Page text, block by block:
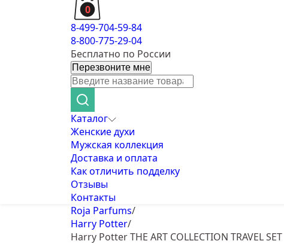
0
8-499-704-59-84
8-800-775-29-04
Бесплатно по России
Перезвоните мне
Каталог
Женские духи
Мужская коллекция
Доставка и оплата
Как отличить подделку
Отзывы
Контакты
Roja Parfums/
Harry Potter/
Harry Potter THE ART COLLECTION TRAVEL SET